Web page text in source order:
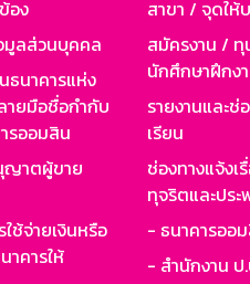
อง
มูลส่วนบุคคล
นาคารแห่ง
ายมือชื่อกำกับ
รออมสิน
ญาตผู้ขาย
ช้จ่ายเงินหรือ
คารให้
สาขา / จุดให้
สมัครงาน /
นักศึกษาฝึกง
รายงานและช่
เรียน
ช่องทางแจ้งเ
ทุจริตและปร
- ธนาคารออ
- สำนักงาน ป